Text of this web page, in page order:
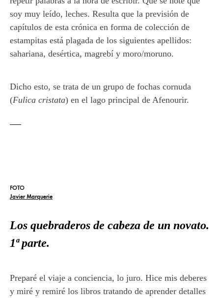
soy muy leído, leches. Resulta que la previsión de
capítulos de esta crónica en forma de colección de
estampitas está plagada de los siguientes apellidos:
sahariana, desértica, magrebí y moro/moruno.
Dicho esto, se trata de un grupo de fochas cornuda
(Fulica cristata) en el lago principal de Afenourir.
FOTO
Javier Marquerie
Los quebraderos de cabeza de un novato.
1ª parte.
Preparé el viaje a conciencia, lo juro. Hice mis deberes
y miré y remiré los libros tratando de aprender detalles